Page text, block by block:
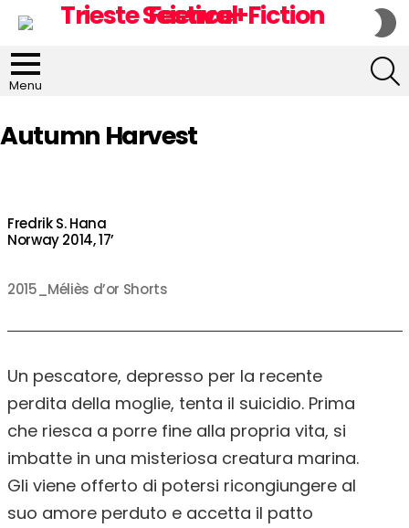
Menu
Autumn Harvest
Fredrik S. Hana
Norway 2014, 17’
2015_Méliès d’or Shorts
Un pescatore, depresso per la recente
perdita della moglie, tenta il suicidio. Prima
che riesca a porre fine alla propria vita, si
imbatte in una misteriosa creatura marina.
Gli viene offerto di potersi ricongiungere al
suo amore perduto e accetta il patto